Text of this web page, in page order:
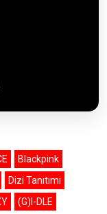
Blackpink
Dizi Tanıtımı
(G)I-DLE